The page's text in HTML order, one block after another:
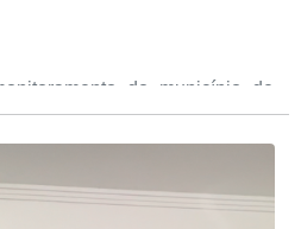
do município de
neste fim de semana,
com indícios de
a central de
a Guarda Civil Municipal,
adulteração foi comprovada,
Chassi, a motocicleta, bem